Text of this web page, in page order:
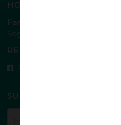
HORÁRIOS
Farmácia Brasil
Seg a Dom: 8h - 22h
REDES SOCIAIS
Facebook
SUBSCREVA A NEWSLETTER